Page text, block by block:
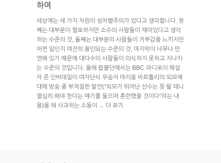
하여
세상에는 세 가지 차원의 성차별주의가 있다고 생각합니다. 첫
째는 대부분이 혐오하지만 소수의 사람들이 재미있다고 생각
하는 수준의 것, 둘째는 대부분의 사람들이 거부감을 느끼지만
어쩐 일인지 여전히 용인되는 수준의 것, 마지막이 너무나 만
연해 있기 때문에 대다수의 사람들이 의식하지 못하고 지나치
는 수준의 것입니다. 올해 윔블던에서는 BBC 라디오의 해설
자 존 인버데일이 여자단식 우승자 마리옹 바르톨리의 외모에
대해 방송 중 부적절한 발언(“외모가 뛰어난 선수는 못 될 테니
열심히 해야 한다는 얘기를 들으며 훈련했을 것이다”라는 내
용)을 해 사과하는 소동이
→ 더 보기